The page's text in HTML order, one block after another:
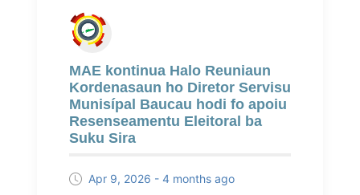
MAE kontinua Halo Reuniaun
Kordenasaun ho Diretor Servisu
Munisípal Baucau hodi fo apoiu
Resenseamentu Eleitoral ba
Suku Sira
Apr 9, 2026 - 4 months ago